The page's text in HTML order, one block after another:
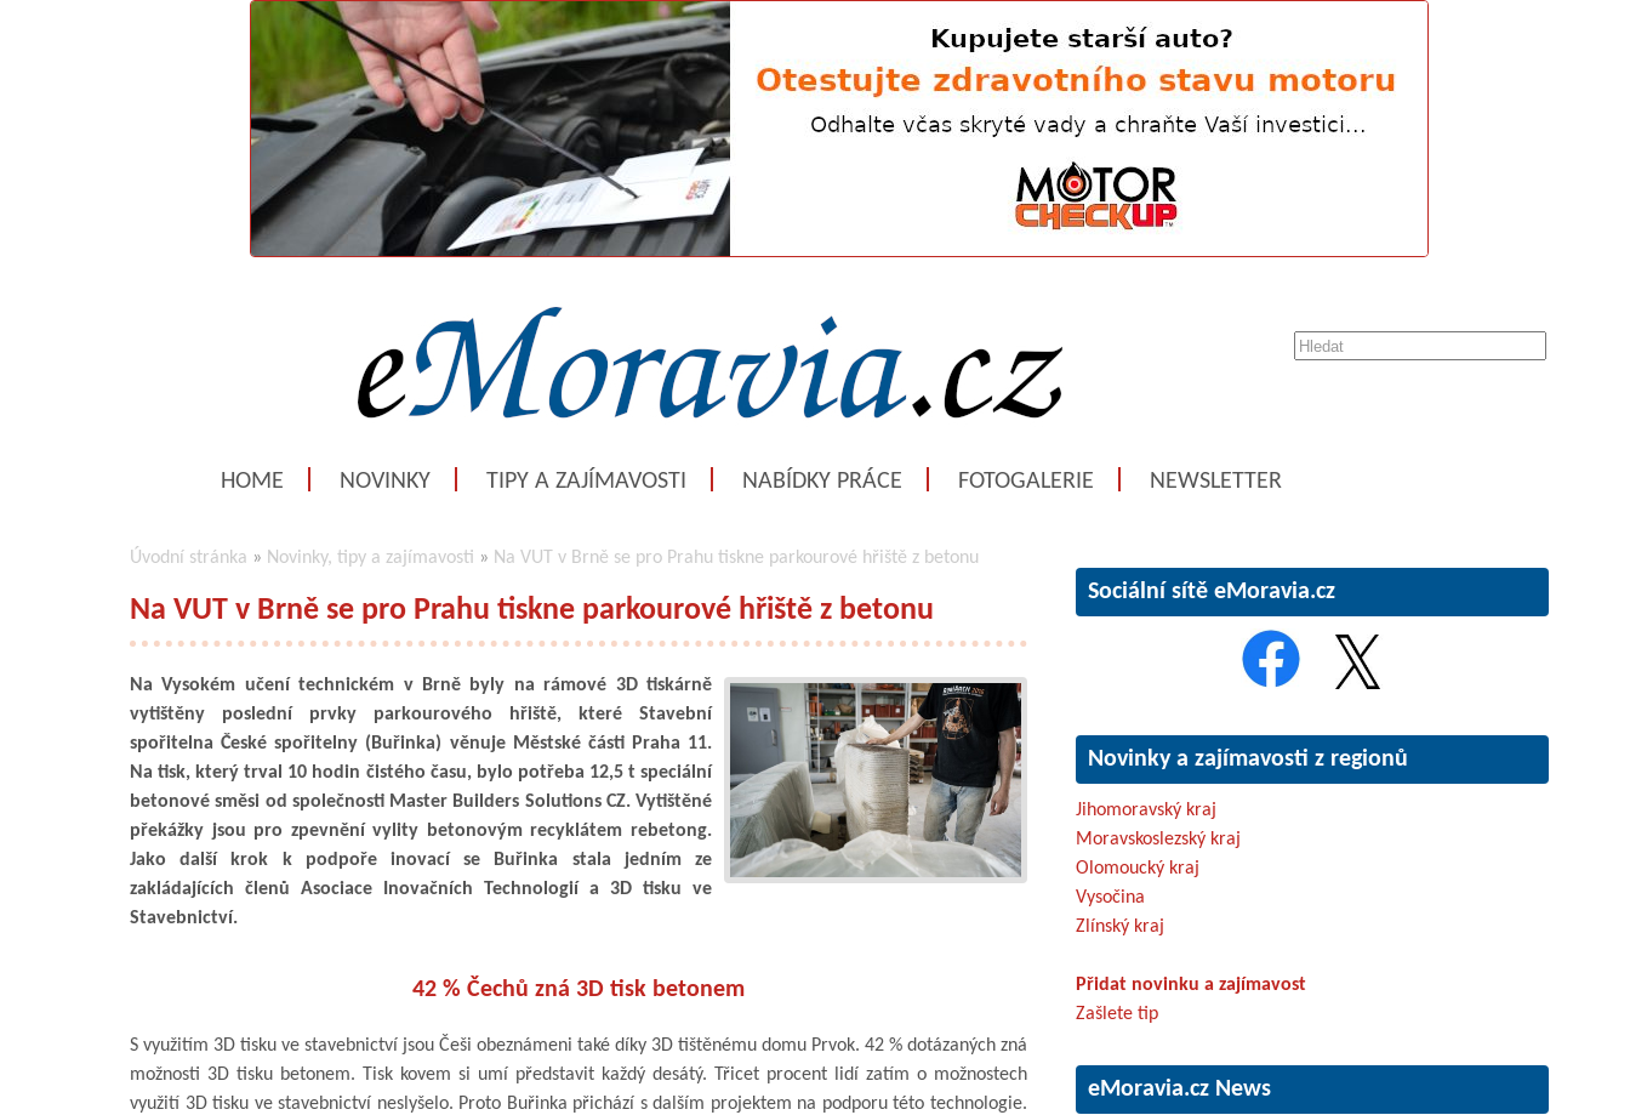
HOME NOVINKY TIPY A ZAJÍMAVOSTI NABÍDKY PRÁCE FOTOGALERIE NEWSLETTER
Úvodní stránka » Novinky, tipy a zajímavosti » Na VUT v Brně se pro Prahu tiskne parkourové hřiště z betonu
Na VUT v Brně se pro Prahu tiskne parkourové hřiště z betonu
Na Vysokém učení technickém v Brně byly na rámové 3D tiskárně
vytištěny poslední prvky parkourového hřiště, které Stavební
spořitelna České spořitelny (Buřinka) věnuje Městské části Praha 11.
Na tisk, který trval 10 hodin čistého času, bylo potřeba 12,5 t speciální
betonové směsi od společnosti Master Builders Solutions CZ. Vytištěné
překážky jsou pro zpevnění vylity betonovým recyklátem rebetong.
Jako další krok k podpoře inovací se Buřinka stala jedním ze
zakládajících členů Asociace Inovačních Technologií a 3D tisku ve
Stavebnictví.
42 % Čechů zná 3D tisk betonem
S využitím 3D tisku ve stavebnictví jsou Češi obeznámeni také díky 3D tištěnému domu Prvok. 42 % dotázaných zná
možnosti 3D tisku betonem. Tisk kovem si umí představit každý desátý. Třicet procent lidí zatím o možnostech
využití 3D tisku ve stavebnictví neslyšelo. Proto Buřinka přichází s dalším projektem na podporu této technologie.
Sociální sítě eMoravia.cz
Novinky a zajímavosti z regionů
Jihomoravský kraj
Moravskoslezský kraj
Olomoucký kraj
Vysočina
Zlínský kraj
Přidat novinku a zajímavost
Zašlete tip
eMoravia.cz News